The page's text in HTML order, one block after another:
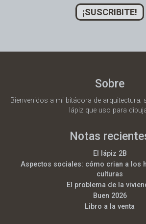
¡SUSCRIBITE!
Sobre
Bienvenidos a mi bitácora de arquitectura;
lápiz que uso para
Notas
El lápiz 2B
Aspectos sociales: cómo crian a los
culturas
El problema de la
Buen 2026
Libro a la venta